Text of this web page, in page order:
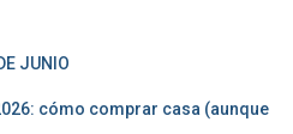
JUNIO
2026: cómo comprar casa (aunque